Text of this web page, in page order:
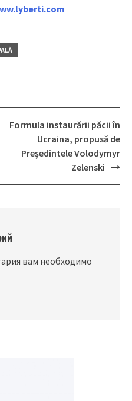
Formula instaurării păcii în
Ucraina, propusă de
Preşedintele Volodymyr
Zelenski
вам необходимо